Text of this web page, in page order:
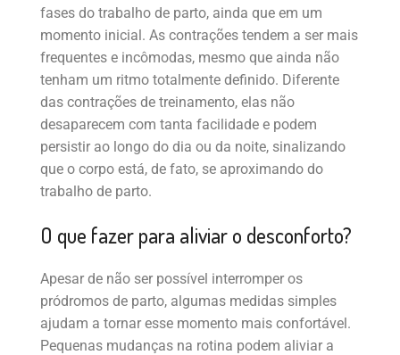
fases do trabalho de parto, ainda que em um
momento inicial. As contrações tendem a ser mais
frequentes e incômodas, mesmo que ainda não
tenham um ritmo totalmente definido. Diferente
das contrações de treinamento, elas não
desaparecem com tanta facilidade e podem
persistir ao longo do dia ou da noite, sinalizando
que o corpo está, de fato, se aproximando do
trabalho de parto.
O que fazer para aliviar o desconforto?
Apesar de não ser possível interromper os
pródromos de parto, algumas medidas simples
ajudam a tornar esse momento mais confortável.
Pequenas mudanças na rotina podem aliviar a